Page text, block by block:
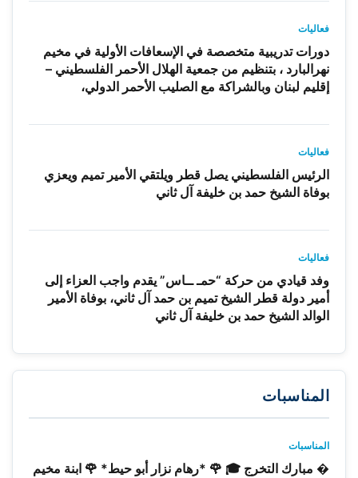
فعاليات
دورات تدريبية متخصصة في الإسعافات الأولية في مخيم
نهرالبارد ، بتنظيم من جمعية الهلال الأحمر الفلسطيني –
إقليم لبنان وبالشراكة مع الصليب الأحمر الدولي،
فعاليات
الرئيس الفلسطيني يصل قطر ويلتقي الأمير تميم ويعزي
بوفاة الشيخ حمد بن خليفة آل ثاني
فعاليات
وفد قيادي من حركة “حمـ ــاس” يقدم واجب العزاء إلى
أمير دولة قطر الشيخ تميم بن حمد آل ثاني، بوفاة الأمير
الوالد الشيخ حمد بن خليفة آل ثاني
المناسبات
المناسبات
� مبارك التخرج 🎓 🌹 *رهام نزار أبو حيط* 🌹 ابنة مخيم